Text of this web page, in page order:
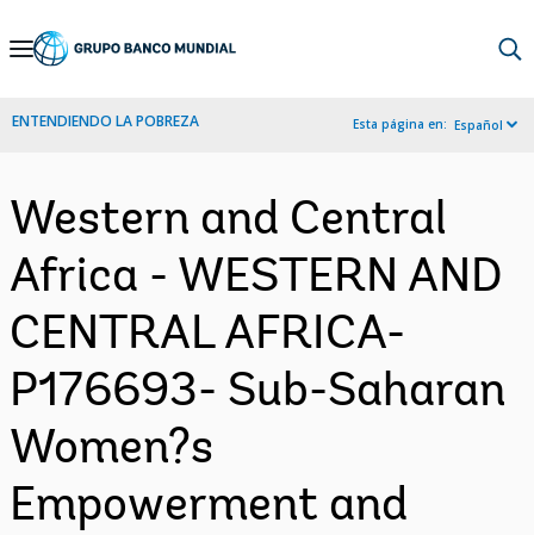
Skip
Navigation
ENTENDIENDO LA POBREZA Esta página en: Español
Western and Central
Africa - WESTERN AND
CENTRAL AFRICA-
P176693- Sub-Saharan
Women?s
Empowerment and